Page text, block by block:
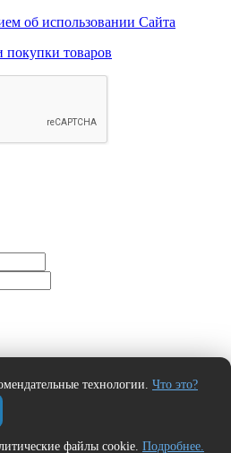
технологии. Что это?
файлы cookie. Подробнее.
об использовании Сайта
покупки товаров